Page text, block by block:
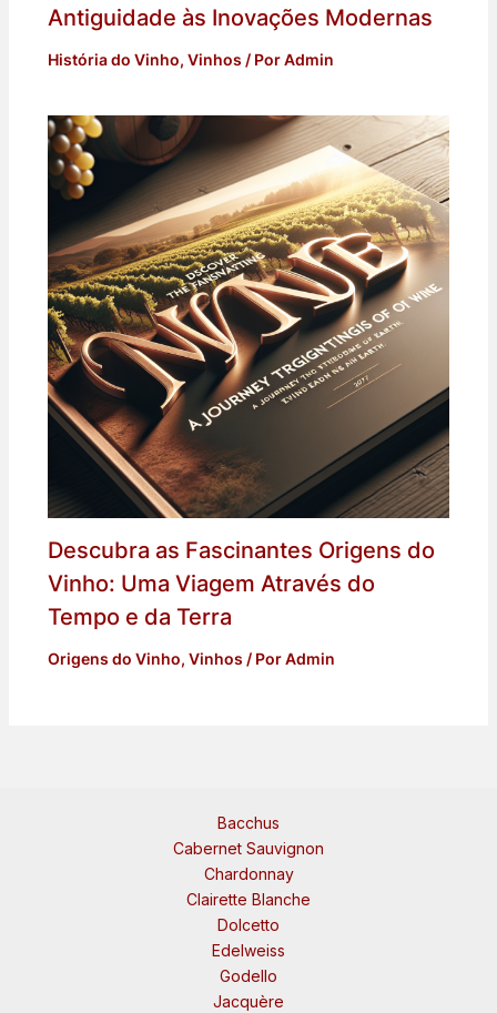
Antiguidade às Inovações Modernas
História do Vinho, Vinhos / PorAdmin
Descubra as Fascinantes Origens do
Vinho: Uma Viagem Através do
Tempo e da Terra
Origens do Vinho, Vinhos / PorAdmin
Bacchus
Cabernet Sauvignon
Chardonnay
Clairette Blanche
Dolcetto
Edelweiss
Godello
Jacquère